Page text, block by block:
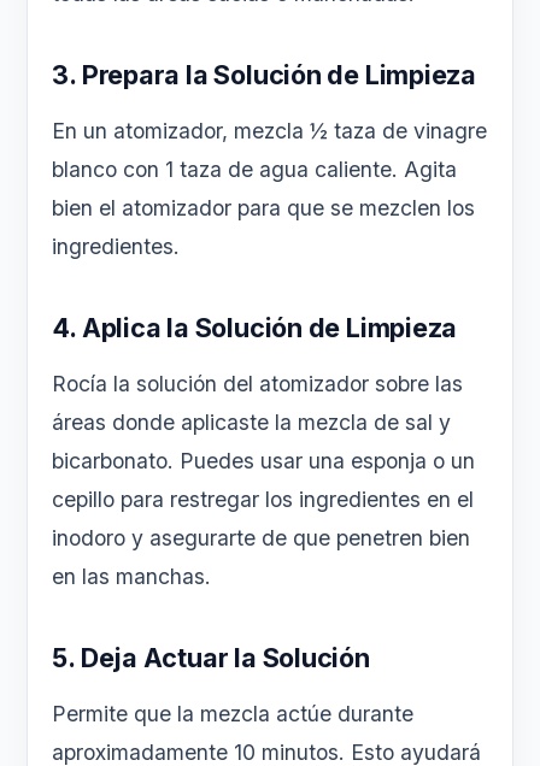
3. Prepara la Solución de Limpieza
En un atomizador, mezcla ½ taza de vinagre
blanco con 1 taza de agua caliente. Agita
bien el atomizador para que se mezclen los
ingredientes.
4. Aplica la Solución de Limpieza
Rocía la solución del atomizador sobre las
áreas donde aplicaste la mezcla de sal y
bicarbonato. Puedes usar una esponja o un
cepillo para restregar los ingredientes en el
inodoro y asegurarte de que penetren bien
en las manchas.
5. Deja Actuar la Solución
Permite que la mezcla actúe durante
aproximadamente 10 minutos. Esto ayudará